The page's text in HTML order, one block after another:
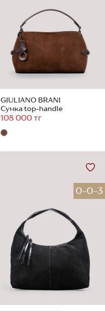
GIULIANO BRANI
Сумка top-handle
108 000 тг
0-0-3